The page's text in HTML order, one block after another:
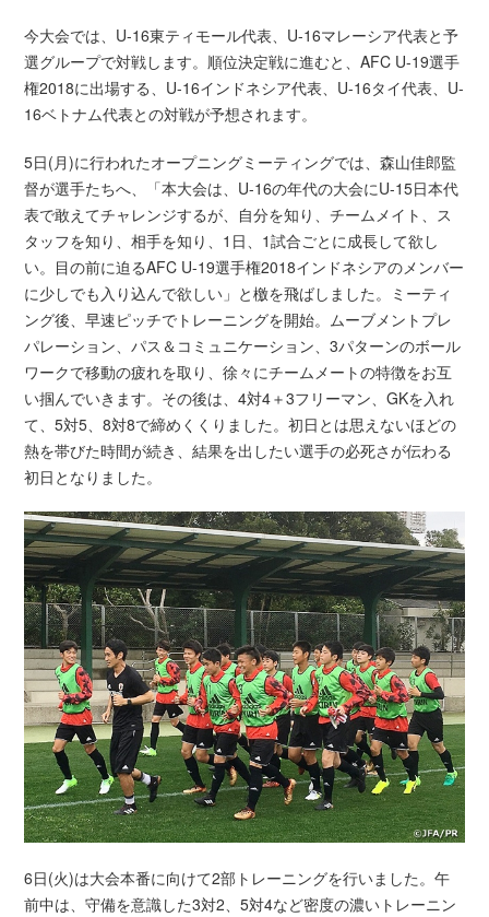
今大会では、U-16東ティモール代表、U-16マレーシア代表と予
選グループで対戦します。順位決定戦に進むと、AFC U-19選手
権2018に出場する、U-16インドネシア代表、U-16タイ代表、U-
16ベトナム代表との対戦が予想されます。
5日(月)に行われたオープニングミーティングでは、森山佳郎監
督が選手たちへ、「本大会は、U-16の年代の大会にU-15日本代
表で敢えてチャレンジするが、自分を知り、チームメイト、ス
タッフを知り、相手を知り、1日、1試合ごとに成長して欲し
い。目の前に迫るAFC U-19選手権2018インドネシアのメンバー
に少しでも入り込んで欲しい」と檄を飛ばしました。ミーティ
ング後、早速ピッチでトレーニングを開始。ムーブメントプレ
パレーション、パス＆コミュニケーション、3パターンのボール
ワークで移動の疲れを取り、徐々にチームメートの特徴をお互
い掴んでいきます。その後は、4対4＋3フリーマン、GKを入れ
て、5対5、8対8で締めくくりました。初日とは思えないほどの
熱を帯びた時間が続き、結果を出したい選手の必死さが伝わる
初日となりました。
6日(火)は大会本番に向けて2部トレーニングを行いました。午
前中は、守備を意識した3対2、5対4など密度の濃いトレーニン